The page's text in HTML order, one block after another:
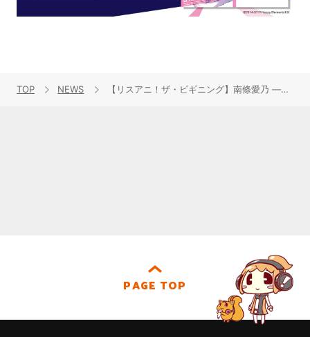
TOP NEWS 【リスアニ！ザ・ビギニング】南條愛乃 ―ソロアーティスト活動のきっかけは？―
PAGE TOP